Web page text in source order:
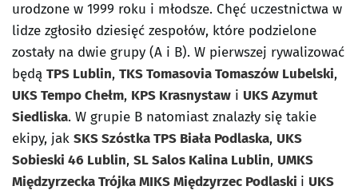
urodzone w 1999 roku i młodsze. Chęć uczestnictwa w
lidze zgłosiło dziesięć zespołów, które podzielone
zostały na dwie grupy (A i B). W pierwszej rywalizować
będą TPS Lublin, TKS Tomasovia Tomaszów Lubelski,
UKS Tempo Chełm, KPS Krasnystaw i UKS Azymut
Siedliska. W grupie B natomiast znalazły się takie
ekipy, jak SKS Szóstka TPS Biała Podlaska, UKS
Sobieski 46 Lublin, SL Salos Kalina Lublin, UMKS
Międzyrzecka Trójka MIKS Międzyrzec Podlaski i UKS